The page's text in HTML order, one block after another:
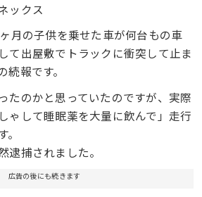
ックス
月の子供を乗せた車が何台もの車
て出屋敷でトラックに衝突して止ま
報です。
たのかと思っていたのですが、実際
ゃして睡眠薬を大量に飲んで」走行
逮捕されました。
広告の後にも続きます